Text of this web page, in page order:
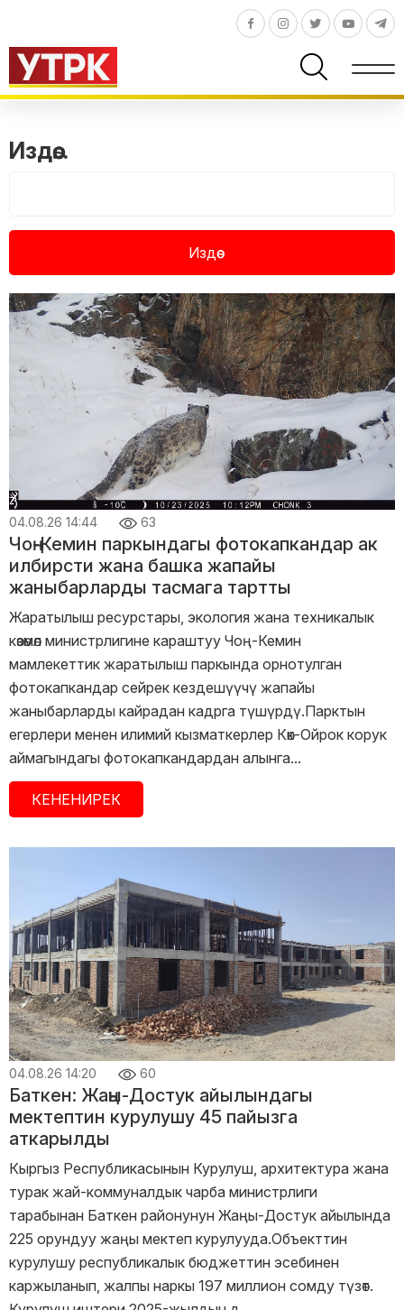
Издөө...
Издөө
04.08.26 14:44 63
Чоң-Кемин паркындагы фотокапкандар ак
илбирсти жана башка жапайы
жаныбарларды тасмага тартты
Жаратылыш ресурстары, экология жана техникалык
көзөмөл министрлигине караштуу Чоң-Кемин
мамлекеттик жаратылыш паркында орнотулган
фотокапкандар сейрек кездешүүчү жапайы
жаныбарларды кайрадан кадрга түшүрдү.Парктын
егерлери менен илимий кызматкерлер Көк-Ойрок корук
аймагындагы фотокапкандардан алынга...
КЕНЕНИРЕК
04.08.26 14:20 60
Баткен: Жаңы-Достук айылындагы
мектептин курулушу 45 пайызга
аткарылды
Кыргыз Республикасынын Курулуш, архитектура жана
турак жай-коммуналдык чарба министрлиги
тарабынан Баткен районунун Жаңы-Достук айылында
225 орундуу жаңы мектеп курулууда.Объекттин
курулушу республикалык бюджеттин эсебинен
каржыланып, жалпы наркы 197 миллион сомду түзөт.